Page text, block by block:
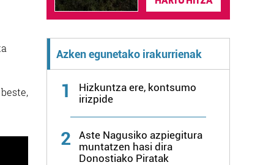
Azken egunetako irakurrienak
1
Hizkuntza ere, kontsumo
irizpide
2
Aste Nagusiko azpiegitura
muntatzen hasi dira
Donostiako Piratak